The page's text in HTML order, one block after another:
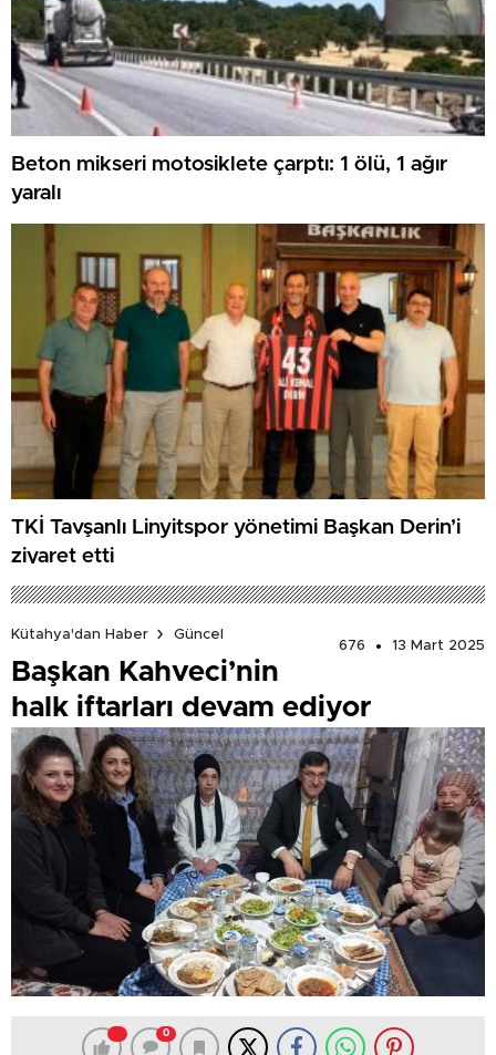
Beton mikseri motosiklete çarptı: 1 ölü, 1 ağır
yaralı
TKİ Tavşanlı Linyitspor yönetimi Başkan Derin’i
ziyaret etti
Kütahya'dan Haber
Güncel
676
13 Mart 2025
Başkan Kahveci’nin
halk iftarları devam ediyor
0